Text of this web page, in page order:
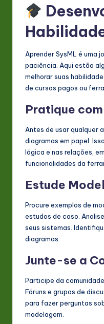
Aprender SysML é uma
paciência. Aqui estão
melhorar suas
de cursos pagos ou
Pratique
Antes de usar qualquer
diagramas em papel.
lógica e nas relações,
funcionalidades da
Estude
Procure exemplos de
estudos de caso.
seus sistemas.
diagramas.
Junte-se a
Participe da
Fóruns e grupos de
para fazer perguntas
modelagem.